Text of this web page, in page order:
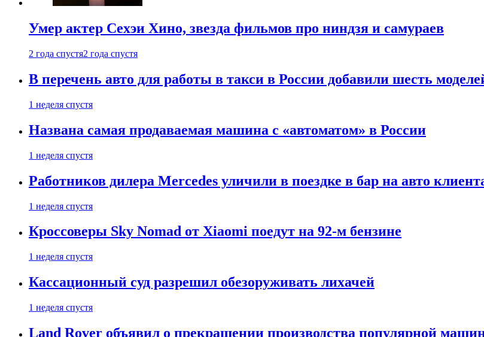
Умер актер Сехэи Хино, звезда фильмов про ниндзя и самураев
2 года спустя2 года спустя
В перечень авто для работы в такси в России добавили шесть
1 неделя спустя
Названа самая продаваемая машина с «автоматом» в России
1 неделя спустя
Работников дилера Mercedes уличили в поездке в бар на авто
1 неделя спустя
Кроссоверы Sky Nomad от Xiaomi поедут на 92-м бензине
1 неделя спустя
Кассационный суд разрешил обезоруживать лихачей
1 неделя спустя
Land Rover объявил о прекращении производства популярной